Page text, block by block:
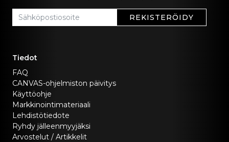
REKISTERÖIDY
Tiedot
FAQ
CANVAS-ohjelmiston päivitys
Käyttöohje
Markkinointimateriaali
Lehdistötiedote
Ryhdy jälleenmyyjäksi
Arvostelut / Artikkelit